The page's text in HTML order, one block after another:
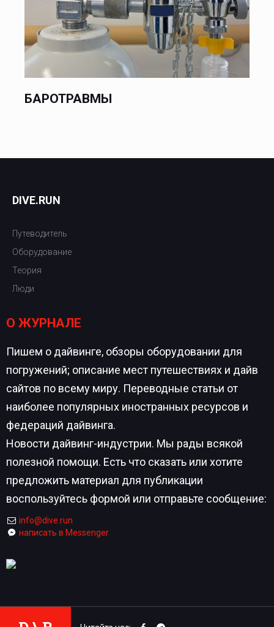
БАРОТРАВМЫ
DIVE.RUN
Путеводитель
Оборудование
Теория
Люди
О ЖУРНАЛЕ
Пишем о дайвинге, обзоры оборудовании для
погружений; описание мест путешествиях и дайв
сайтов по всему миру. Переводные статьи от
наиболее популярных иностранных ресурсов и
федераций дайвинга.
Новости дайвинг-индустрии. Мы рады всякой
полезной помощи. Есть что сказать или хотите
предложить материал для публикации
воспользуйтесь формой или отправьте сообщение:
info@dive.run
написать в Messenger